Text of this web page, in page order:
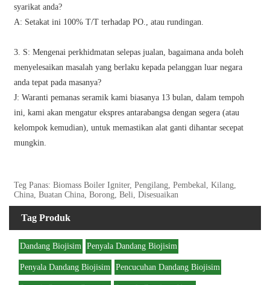
syarikat anda?
A: Setakat ini 100% T/T terhadap PO., atau rundingan.
3. S: Mengenai perkhidmatan selepas jualan, bagaimana anda boleh
menyelesaikan masalah yang berlaku kepada pelanggan luar negara
anda tepat pada masanya?
J: Waranti pemanas seramik kami biasanya 13 bulan, dalam tempoh
ini, kami akan mengatur ekspres antarabangsa dengan segera (atau
kelompok kemudian), untuk memastikan alat ganti dihantar secepat
mungkin.
Teg Panas: Biomass Boiler Igniter, Pengilang, Pembekal, Kilang,
China, Buatan China, Borong, Beli, Disesuaikan
Tag Produk
Dandang Biojisim Penyala Dandang Biojisim
Penyala Dandang Biojisim Pencucuhan Dandang Biojisim